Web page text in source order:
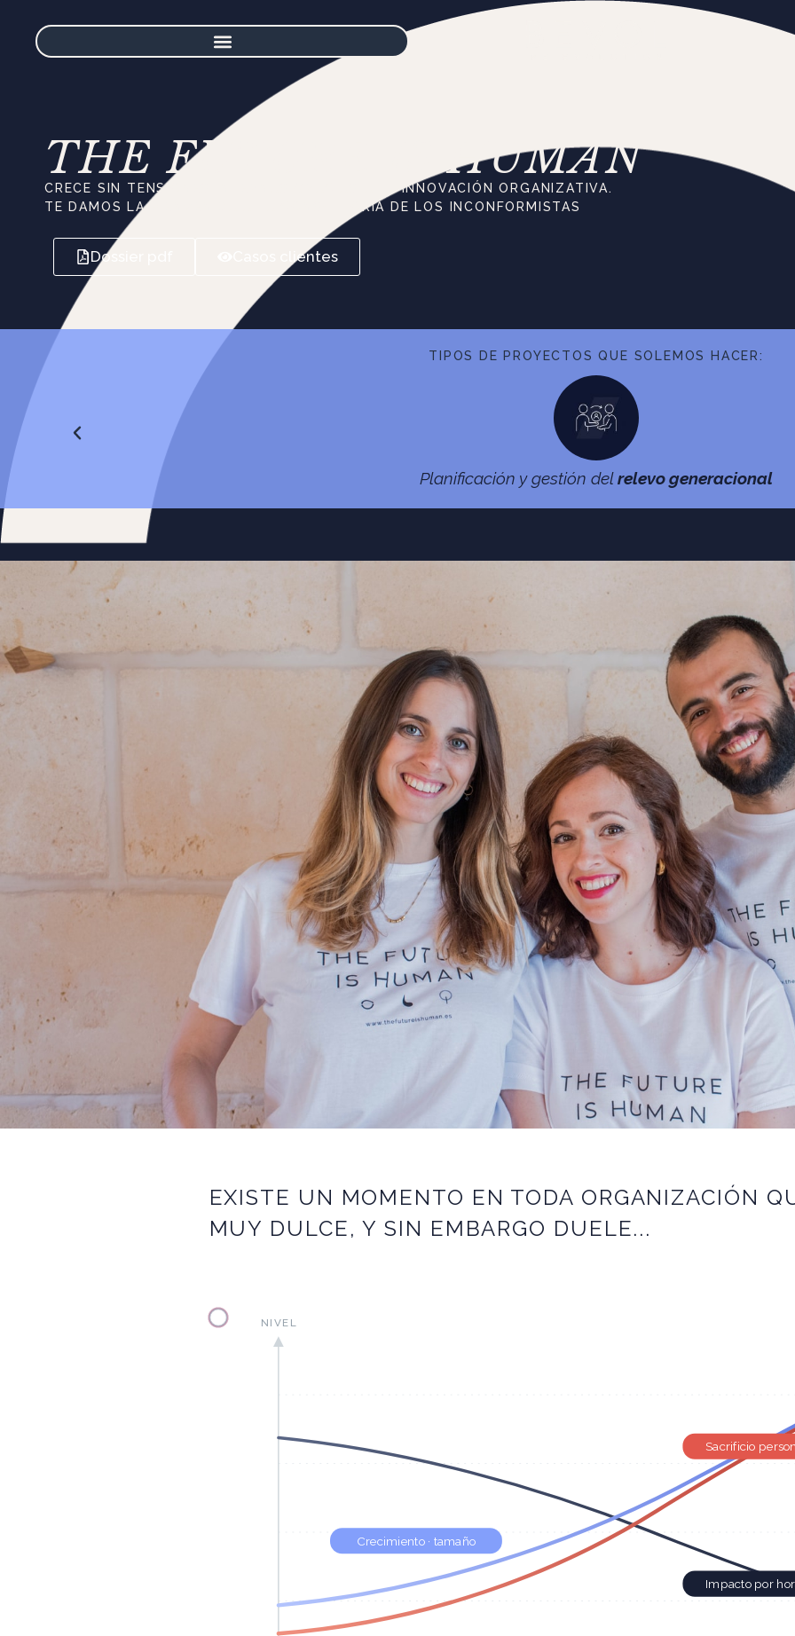
THE FUTURE IS HUMAN
CRECE SIN TENSIONES INTERNAS GRACIAS A LA INNOVACIÓN ORGANIZATIVA.
TE DAMOS LA BIENVENIDA A LA CONSULTORÍA DE LOS INCONFORMISTAS
Dossier pdf Casos clientes
TIPOS DE PROYECTOS QUE SOLEMOS HACER:
Planificación y gestión delrelevo generacional
EXISTE UN MOMENTO EN TODA ORGANIZACIÓN
MUY DULCE, Y SIN EMBARGO DUELE...
NIVEL
Crecimiento · tamaño
Sacrificio
Impacto por